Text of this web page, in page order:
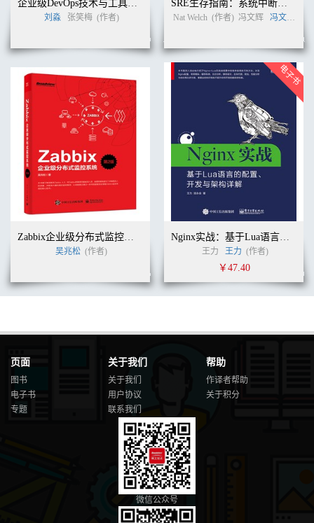
2.3.5 管道和过滤器模式
............................................................................37
2.4 本章小结
........................................................................................................38
3 ..建立无服务器应用程序
...................................................................................... 39
3.1 24 小时视频
...................................................................................................40
3.1.1 总体需求
............................................................................................41
3.1.2 Amazon Web Services（AWS）
.........................................................42
3.1.3 创建第一个 Lambda 函数
.................................................................44
3.1.4 命名你的 Lambda
..............................................................................46
3.1.5 本地测试
............................................................................................47
3.1.6 部署到
AWS.......................................................................................48
3.1.7 连接 S3 和 Lambda
试..................................................................................51
............................................................................................53
3.2 配置 Simple Notification Service
3.2.1 连接 SNS 和
S3..................................................................................55
3.2.2 从 SNS 接收电子邮件
.......................................................................58
3.2.3 测试 SNS
............................................................................................58
3.3 设置视频权限
................................................................................................58
3.3.1 创建第二个函数
刘淼 张笑梅 (作者) Nat Welch (作者) 冯文辉 冯文辉
吴兆松 (作者) 王力 王力 (作者)
￥47.40
页面
图书
电子书
专题
关于我们
关于我们
用户协议
联系我们
帮助
作译者帮助
关于积分
微信公众号